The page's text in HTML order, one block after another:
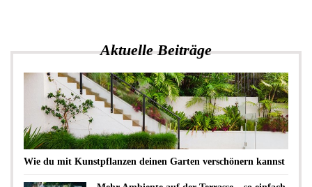
Aktuelle Beiträge
Wie du mit Kunstpflanzen deinen Garten verschönern kannst